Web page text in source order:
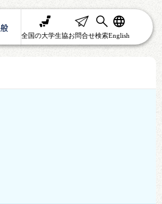
全国の大学生協お問合せ検索English